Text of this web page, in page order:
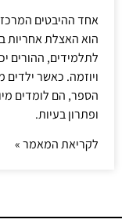
אחד ההיבטים
הוא האצלת אחריות
לתלמידים, ההורים
ויוזמה. כאשר ילדים
הספר, הם לומדים
ופתרון בעיות.
לקריאת המאמר »